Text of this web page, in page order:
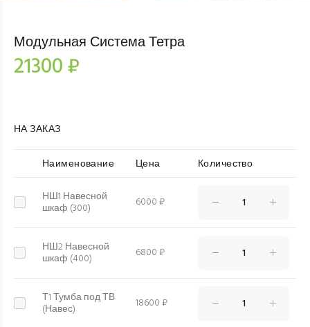
Модульная Система Тетра
21300 ₽
НА ЗАКАЗ
Наименование Цена Количество
НШ1 Навесной
шкаф (300) 6000 ₽
НШ2 Навесной
шкаф (400) 6800 ₽
Т1 Тумба под ТВ
(Навес) 18600 ₽